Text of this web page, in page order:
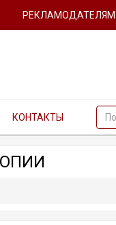
РЕКЛАМОДАТЕЛЯМ
КОНТАКТЫ